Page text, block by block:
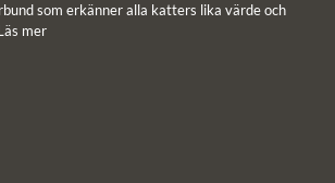
som erkänner alla katters lika värde och
mer